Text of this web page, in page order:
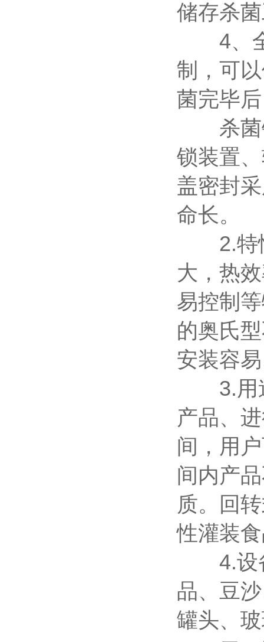
储存杀
4、全
制，可
菌完毕
杀菌锅
锁装置
盖密封
命长。
2.特性
大，热
易控制
的奥氏
安装容
3.用途
产品、
间，用
间内产
质。回
性灌装
4.设备
品、豆
罐头、